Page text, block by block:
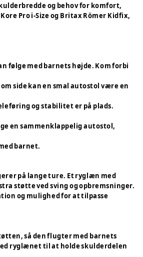
og behov for komfort,
Pro i-Size og Britax Römer Kidfix,
følge med barnets højde. Kom forbi
side kan en smal autostol være en
og stabilitet er på plads.
en sammenklappelig autostol,
barnet.
på lange ture. Et ryglæn med
støtte ved sving og opbremsninger.
og mulighed for at tilpasse
så den flugter med barnets
ryglænet til at holde skulderdelen